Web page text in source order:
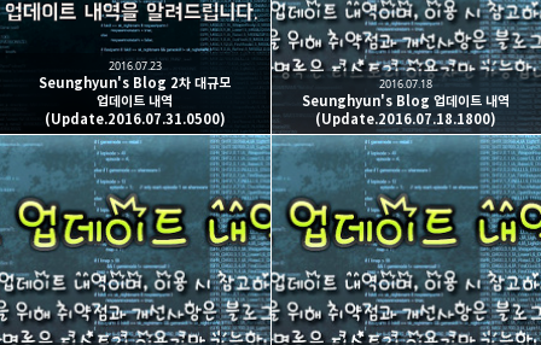
Seunghyun's Blog 2차 대규모
업데이트 내역
(Update.2016.07.31.0500)
2016.07.23
Seunghyun's Blog 업데이트 내역
(Update.2016.07.18.1800)
2016.07.18